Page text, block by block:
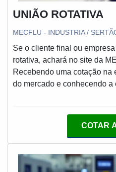
UNIÃO ROTATIVA
MECFLU - INDUSTRIA /
Se o cliente final ou
rotativa, achará no site da
Recebendo uma cotação na
do mercado e conhecendo
com a MECFLU Selos
UNIÃO ROTATIVAA
seus esforços em
escritório de alta qualidade
COTAR